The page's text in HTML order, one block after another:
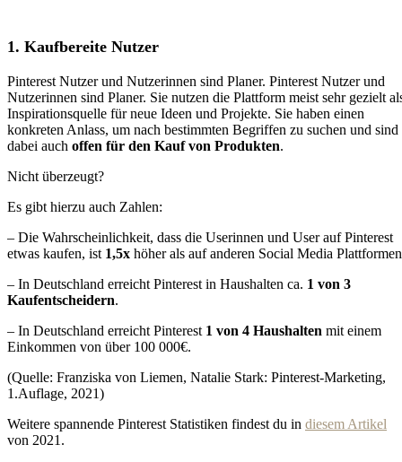
1. Kaufbereite Nutzer
Pinterest Nutzer und Nutzerinnen sind Planer. Pinterest Nutzer und
Nutzerinnen sind Planer. Sie nutzen die Plattform meist sehr gezielt
Inspirationsquelle für neue Ideen und Projekte. Sie haben einen
konkreten Anlass, um nach bestimmten Begriffen zu suchen und sind
dabei auch offen für den Kauf von Produkten.
Nicht überzeugt?
Es gibt hierzu auch Zahlen:
– Die Wahrscheinlichkeit, dass die Userinnen und User auf Pinterest
etwas kaufen, ist 1,5x höher als auf anderen Social Media
– In Deutschland erreicht Pinterest in Haushalten ca. 1 von 3
Kaufentscheidern.
– In Deutschland erreicht Pinterest 1 von 4 Haushalten mit einem
Einkommen von über 100 000€.
(Quelle: Franziska von Liemen, Natalie Stark: Pinterest-Marketing,
1.Auflage, 2021)
Weitere spannende Pinterest Statistiken findest du in diesem Artikel
von 2021.